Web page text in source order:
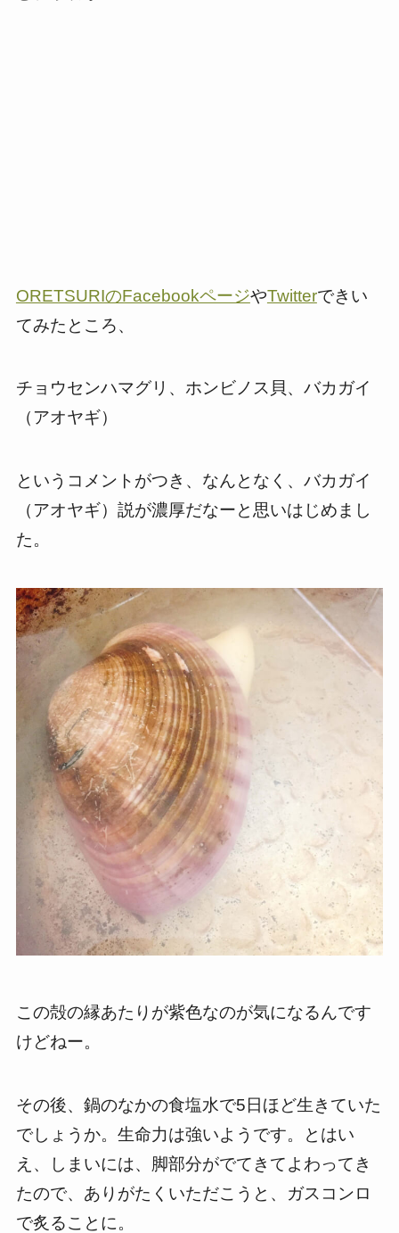
ORETSURIのFacebookページやTwitterできい
てみたところ、
チョウセンハマグリ、ホンビノス貝、バカガイ
（アオヤギ）
というコメントがつき、なんとなく、バカガイ
（アオヤギ）説が濃厚だなーと思いはじめまし
た。
この殻の縁あたりが紫色なのが気になるんです
けどねー。
その後、鍋のなかの食塩水で5日ほど生きていた
でしょうか。生命力は強いようです。とはい
え、しまいには、脚部分がでてきてよわってき
たので、ありがたくいただこうと、ガスコンロ
で炙ることに。